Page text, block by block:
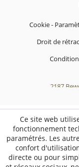
Cookie -
Droit de
2187
Ce site web
fonctionnement
paramétrés. Les
confort
directe ou pour